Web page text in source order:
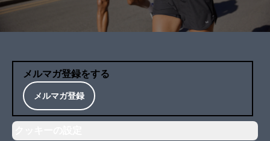
メルマガ登録をする
メルマガ登録